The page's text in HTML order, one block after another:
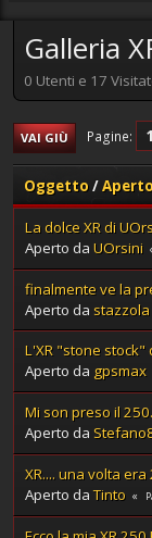
Galleria
0 Utenti e 17
VAI GIÙ Pagine 1
Oggetto/
La dolce XR di
Aperto da UOrsini
finalmente ve la
Aperto da stazzola
L'XR "stone stock"
Aperto da gpsmax
Mi son preso il
Aperto da
XR.... una volta era
Aperto daTinto